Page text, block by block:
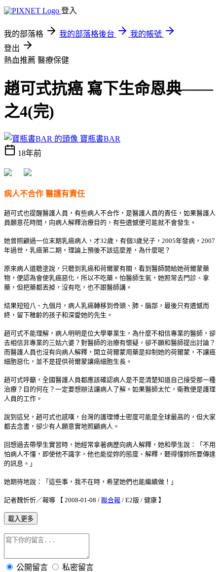
登入
我的部落格 我的部落格後台
我的帳號
登出
熱血推薦 醫療保健
趙可式抗癌 寫下生命恩典——
之4(完)
寶瓶書BAR
18年前
病人不合作 醫護有責任
趙可式也提醒醫護人員，有些病人不合作，是醫護人員的責任，如果醫護人
員願意花時間，向病人解釋治療目的，有些遺憾便可能就不會發生。
她曾照顧過一位末期乳癌病人，才32歲，有個3歲兒子，2005年發病，2007
年過世，乳癌第二期，理論上預後不該這麼差，為什麼呢？
原來病人道聽塗說，只聽到乳癌和荷爾蒙有關，看到醫師開給她荷爾蒙藥
物，便認為會使乳癌惡化，所以不吃藥。怕醫師生氣，她照常去門診、拿
藥，但把藥都丟掉，沒有吃，也不跟醫師講。
結果短短八、九個月，病人乳癌轉移到骨頭、肺、腦部，最後只有遺憾而
終，留下稚齡的孩子和深愛她的先生。
趙可式不能理解，病人明明是位大學畢業生，為什麼不相信專業的醫師，卻
去相信非專業的三姑六婆？對醫師的治療有懷疑，卻不願和醫師提出討論？
而醫護人員也沒有向病人解釋，開立荷爾蒙用藥是抑制她的荷爾蒙，不讓癌
細胞惡化，並不是提供荷爾蒙讓癌細胞生長。
趙可式呼籲，全國醫護人員都應該確認病人是不是清楚知道自己接受那一種
治療？目的何在？一定要想辦法讓病人了解。如果醫師太忙，衛教便是護理
人員的工作。
說到這兒，趙可式也感嘆，台灣的護理博士密度可能是全球最高的，但大家
都去念書，卻少有人願意實地照顧病人。
回想過去帶學生實習時，她經常拿著病歷向病人解釋，她和學生說：「不用
怕病人不懂，即使他不識字，他也能從妳的態度、解釋，聽得懂妳所要傳達
的訊息。」
她期待地說：「這些事，我不在時，希望她們也能繼續做！」
記者魏忻忻／報導 【 2008-01-08 / 聯合報 / E2版 / 健康 】
載入更多
公開留言 私密留言